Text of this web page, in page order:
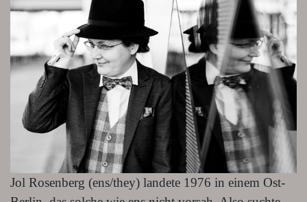
Jol Rosenberg (ens/they) landete 1976 in einem Ost-